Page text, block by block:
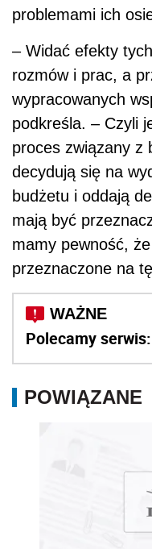
problemami ich
– Widać efekty
rozmów i prac, a
wypracowanych
podkreśla. – Czyli
proces związany z
decydują się na
budżetu i oddają
mają być
mamy pewność,
przeznaczone na
Polecamy serwis:
POWIĄZANE